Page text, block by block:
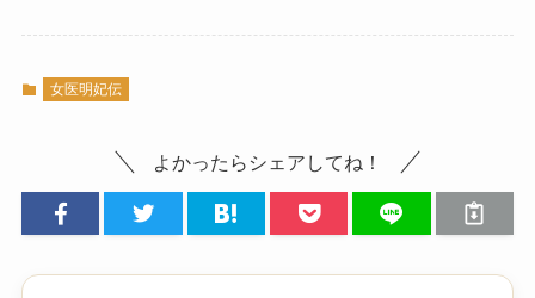
女医明妃伝
よかったらシェアしてね！